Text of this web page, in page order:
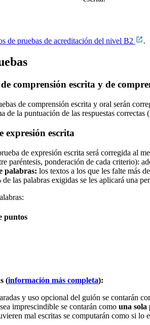
de pruebas de acreditación del nivel B2 .
comprensión escrita y de
de comprensión escrita y oral serán
de la puntuación de las respuestas correctas
expresión escrita
de expresión escrita será corregida al
paréntesis, ponderación de cada criterio):
palabras: los textos a los que les falte más
las palabras exigidas se les aplicará una
puntos
(información más completa):
y uso opcional del guión se contarán
imprescindible se contarán como una sola
mal escritas se computarán como si lo